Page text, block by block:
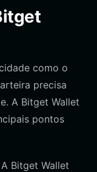
como o
precisa
A Bitget Wallet
pontos
A Bitget Wallet